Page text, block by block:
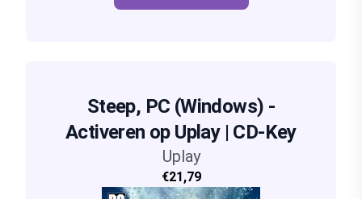
Steep, PC (Windows) -
Activeren op Uplay | CD-Key
Uplay
€21,79